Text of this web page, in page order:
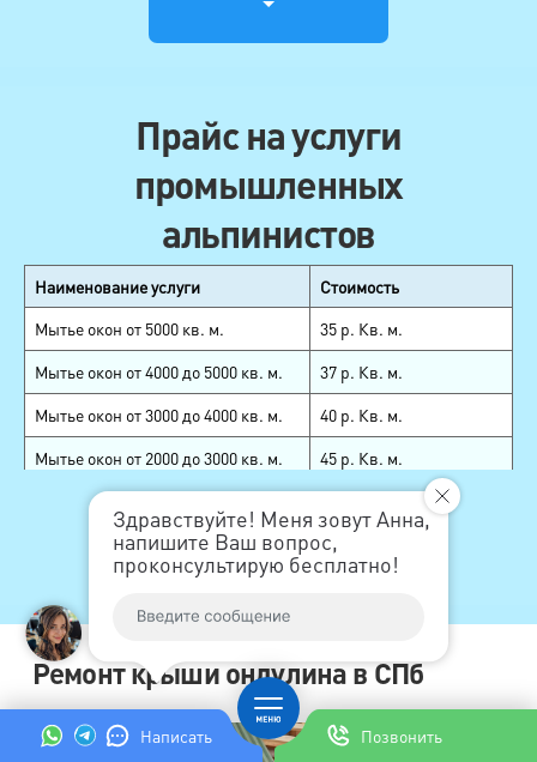
Написать Позвонить
Здравствуйте! Меня зовут Анна,
напишите Ваш вопрос,
проконсультирую бесплатно!
OSB) без сохранения
самозащелка) без
сохранения материала
м²
Демонтаж
кровельного покрытия
(металлочерепица,
композитная
черепица, ондулин,
шифер) с сохранением
материала
м² 280
Демонтаж
кровельного покрытия
(цементно-песчаная и
керамическая
черепицы) с
сохранением
материала
м² 280
Демонтаж обрешётки и
гидроизоляции
м²
Демонтаж
Прайс на услуги
промышленных
альпинистов
Наименование услуги
Стоимость
Мытье окон от 5000 кв. м.
35 р. Кв. м.
Мытье окон от 4000 до 5000 кв. м.
37 р. Кв. м.
Мытье окон от 3000 до 4000 кв. м.
40 р. Кв. м.
Мытье окон от 2000 до 3000 кв. м.
45 р. Кв. м.
Мытье окон до 2000 кв. м.
Мытье фасадов АВО
30 р. Кв. м.
Поверхностный ремонт
межпанельных швов (нанесение
нового слоя герметика (мастики)
р. за пог. м. (стоимость
материала)
Частичный ремонт межпанельных
Развернуть
Ремонт крыши ондулина в СПб